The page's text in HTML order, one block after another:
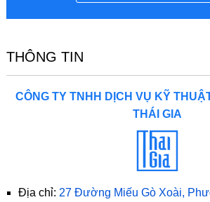
THÔNG TIN
CÔNG TY TNHH DỊCH VỤ KỸ
THÁI GIA
Địa chỉ: 27 Đường Miếu Gò Xoài,